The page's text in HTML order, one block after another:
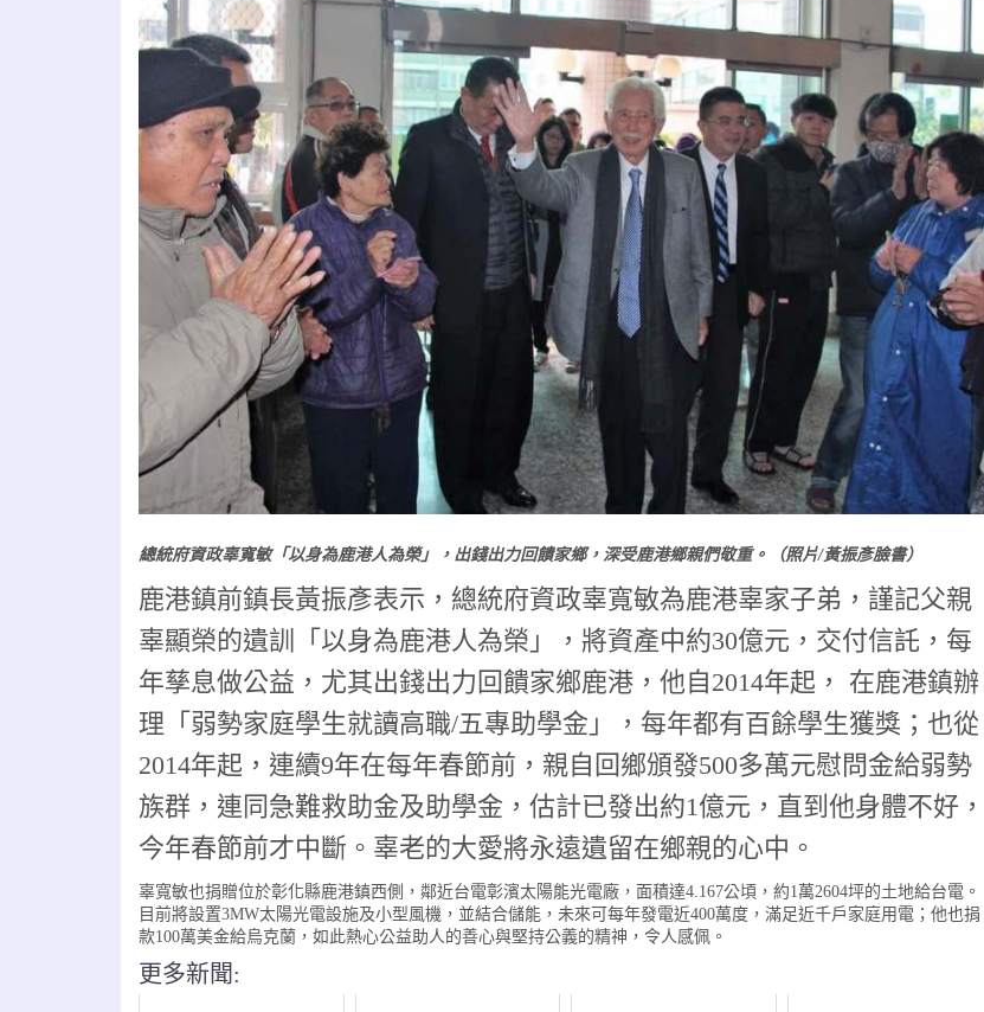
總統府資政辜寬敏「以身為鹿港人為榮」，出錢出力回饋家鄉，深受鹿港鄉親們敬重。（照片/黃振彥臉書）
鹿港鎮前鎮長黃振彥表示，總統府資政辜寬敏為鹿港辜家子弟，謹記父親
辜顯榮的遺訓「以身為鹿港人為榮」，將資產中約30億元，交付信託，每
年孳息做公益，尤其出錢出力回饋家鄉鹿港，他自2014年起， 在鹿港鎮辦
理「弱勢家庭學生就讀高職/五專助學金」，每年都有百餘學生獲獎；也從
2014年起，連續9年在每年春節前，親自回鄉頒發500多萬元慰問金給弱勢
族群，連同急難救助金及助學金，估計已發出約1億元，直到他身體不好，
今年春節前才中斷。辜老的大愛將永遠遺留在鄉親的心中。
辜寬敏也捐贈位於彰化縣鹿港鎮西側，鄰近台電彰濱太陽能光電廠，面積達4.167公頃，約1萬2604坪的土地給台電。
目前將設置3MW太陽光電設施及小型風機，並結合儲能，未來可每年發電近400萬度，滿足近千戶家庭用電；他也捐
款100萬美金給烏克蘭，如此熱心公益助人的善心與堅持公義的精神，令人感佩。
更多新聞: